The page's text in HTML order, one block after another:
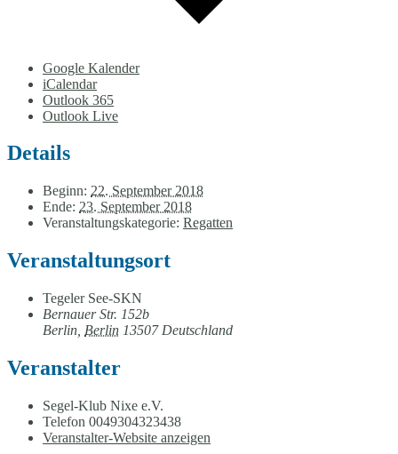
Google Kalender
iCalendar
Outlook 365
Outlook Live
Details
Beginn: 22. September 2018
Ende: 23. September 2018
Veranstaltungskategorie: Regatten
Veranstaltungsort
Tegeler See-SKN
Bernauer Str. 152b
Berlin Berlin 13507 Deutschland
Veranstalter
Segel-Klub Nixe e.V.
Telefon 0049304323438
Veranstalter-Website anzeigen